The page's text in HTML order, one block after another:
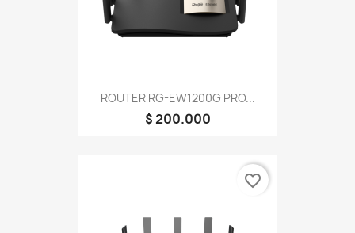
ROUTER RG-EW1200G PRO...
$ 200.000
favorite_border